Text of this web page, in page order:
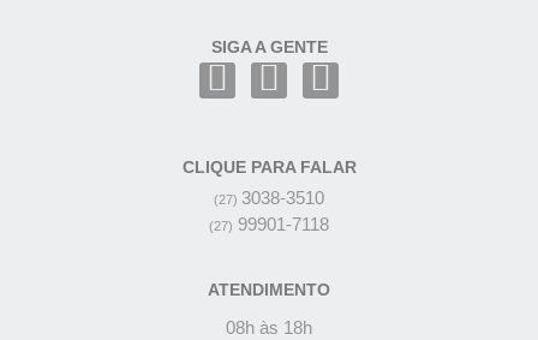
SIGA A GENTE
CLIQUE PARA FALAR
(27) 3038-3510
(27) 99901-7118
ATENDIMENTO
08h às 18h